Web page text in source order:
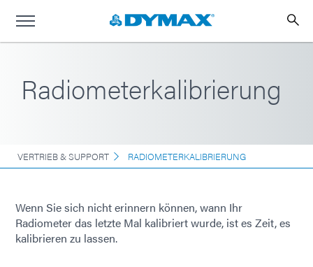
Radiometerkalibrierung
VERTRIEB & SUPPORT RADIOMETERKALIBRIERUNG
Wenn Sie sich nicht erinnern können, wann Ihr
Radiometer das letzte Mal kalibriert wurde, ist es Zeit, es
kalibrieren zu lassen.